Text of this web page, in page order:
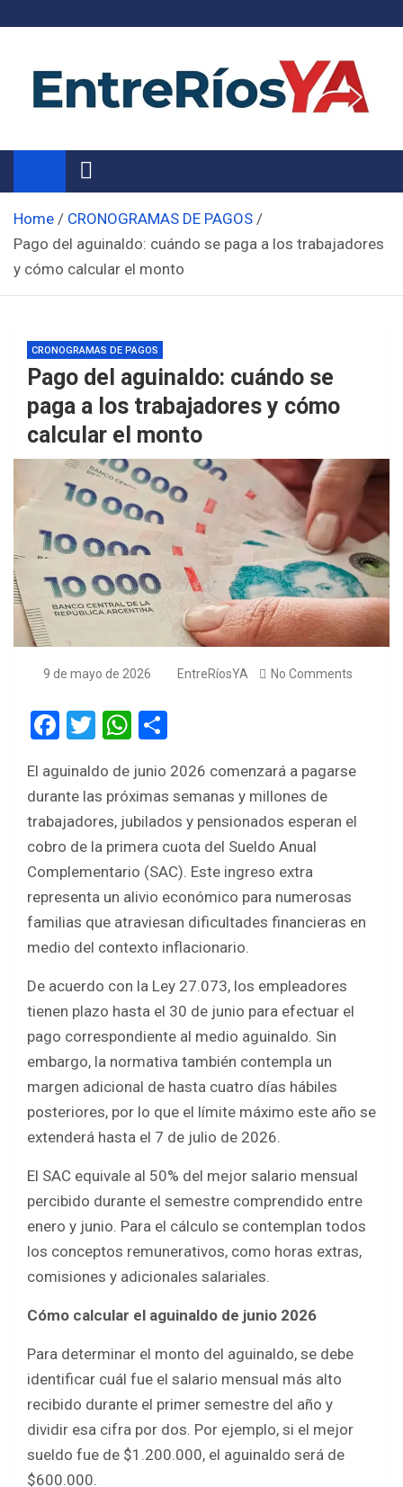
Noticias de Entre Ríos
Información de toda la provincia ahora
Home
CRONOGRAMAS DE PAGOS
Pago del aguinaldo: cuándo se paga a los trabajadores
y cómo calcular el monto
CRONOGRAMAS DE PAGOS
Pago del aguinaldo: cuándo se
paga a los trabajadores y cómo
calcular el monto
9 de mayo de 2026 EntreRíosYA No Comments
F
ce
b
o
o
k
T
tt
er
W
at
s
A
p
p
ar
e
El aguinaldo de junio 2026 comenzará a pagarse
durante las próximas semanas y millones de
trabajadores, jubilados y pensionados esperan el
cobro de la primera cuota del Sueldo Anual
Complementario (SAC). Este ingreso extra
representa un alivio económico para numerosas
familias que atraviesan dificultades financieras en
medio del contexto inflacionario.
De acuerdo con la Ley 27.073, los empleadores
tienen plazo hasta el 30 de junio para efectuar el
pago correspondiente al medio aguinaldo. Sin
embargo, la normativa también contempla un
margen adicional de hasta cuatro días hábiles
posteriores, por lo que el límite máximo este año se
extenderá hasta el 7 de julio de 2026.
El SAC equivale al 50% del mejor salario mensual
percibido durante el semestre comprendido entre
enero y junio. Para el cálculo se contemplan todos
los conceptos remunerativos, como horas extras,
comisiones y adicionales salariales.
Cómo calcular el aguinaldo de junio 2026
Para determinar el monto del aguinaldo, se debe
identificar cuál fue el salario mensual más alto
recibido durante el primer semestre del año y
dividir esa cifra por dos. Por ejemplo, si el mejor
sueldo fue de $1.200.000, el aguinaldo será de
$600.000.